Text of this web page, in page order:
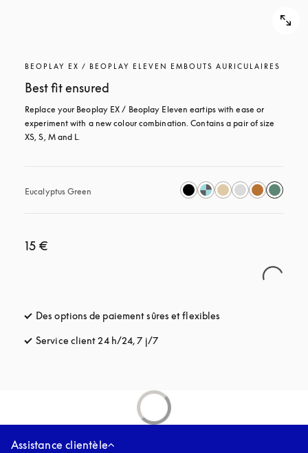
BEOPLAY EX / BEOPLAY ELEVEN EMBOUTS AURICULAIRES
Best fit ensured
Replace your Beoplay EX / Beoplay Eleven eartips with ease or
experiment with a new colour combination. Contains a pair of size
XS, S, M and L.
Eucalyptus Green
15 €
Des options de paiement sûres et flexibles
Service client 24 h/24, 7 j/7s’ouvre dans un nouvel onglet
Assistance clientèle